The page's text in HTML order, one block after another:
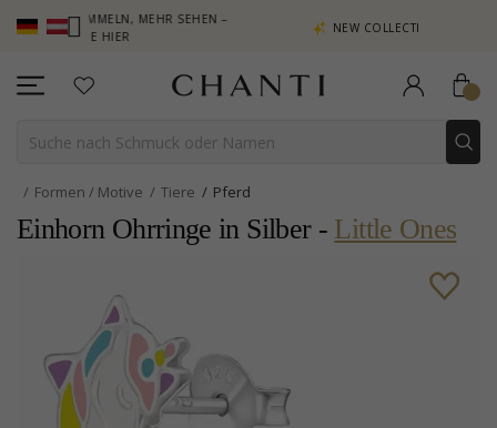
SAMMELN, MEHR SEHEN –
SIE HIER
NEW COLLECTION | AURA
Formen / Motive Tiere Pferd
Einhorn Ohrringe in Silber - Little Ones